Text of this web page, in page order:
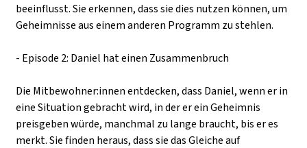
beeinflusst. Sie erkennen, dass sie dies nutzen können, um
Geheimnisse aus einem anderen Programm zu stehlen.
- Episode 2: Daniel hat einen Zusammenbruch
Die Mitbewohner:innen entdecken, dass Daniel, wenn er in
eine Situation gebracht wird, in der er ein Geheimnis
preisgeben würde, manchmal zu lange braucht, bis er es
merkt. Sie finden heraus, dass sie das Gleiche auf